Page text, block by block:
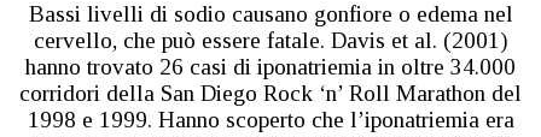
Bassi livelli di sodio causano gonfiore o edema nel
cervello, che può essere fatale. Davis et al. (2001)
hanno trovato 26 casi di iponatriemia in oltre 34.000
corridori della San Diego Rock ‘n’ Roll Marathon del
1998 e 1999. Hanno scoperto che l’iponatriemia era